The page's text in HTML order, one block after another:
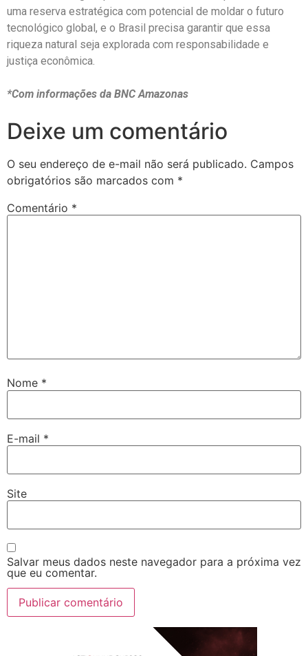
uma reserva estratégica com potencial de moldar o futuro
tecnológico global, e o Brasil precisa garantir que essa
riqueza natural seja explorada com responsabilidade e
justiça econômica.
*Com informações da BNC Amazonas
Deixe um comentário
O seu endereço de e-mail não será publicado. Campos
obrigatórios são marcados com *
Comentário *
Nome *
E-mail *
Site
Salvar meus dados neste navegador para a próxima vez
que eu comentar.